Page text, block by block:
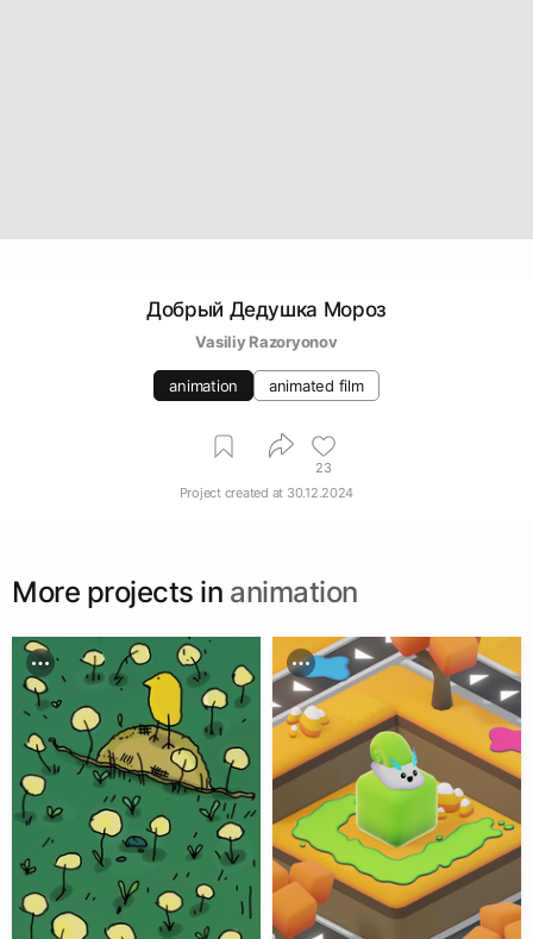
Добрый Дедушка Мороз
Vasiliy Razoryonov
animation animated film
23
Project created at 30.12.2024
More projects in animation